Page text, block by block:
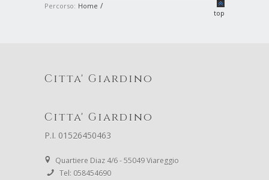
Percorso: Home /
top
Citta' Giardino
Citta' Giardino
P.I. 01526450463
Quartiere Diaz 4/6 - 55049 Viareggio
Tel: 058454690